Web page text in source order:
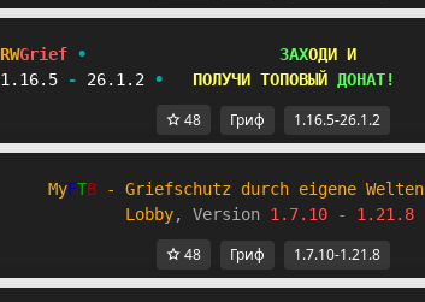
RWGrief • ЗАХОДИ И
1.16.5 - 26.1.2 • ПОЛУЧИ ТОПОВЫЙ ДОНАТ!
48 Гриф 1.16.5-26.1.2
MyFTB - Griefschutz durch eigene Welten
Lobby, Version 1.7.10 - 1.21.8
48 Гриф 1.7.10-1.21.8